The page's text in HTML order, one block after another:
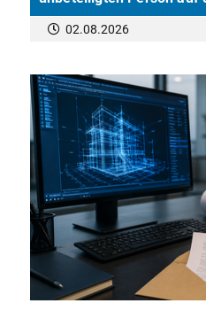
02.08.2026